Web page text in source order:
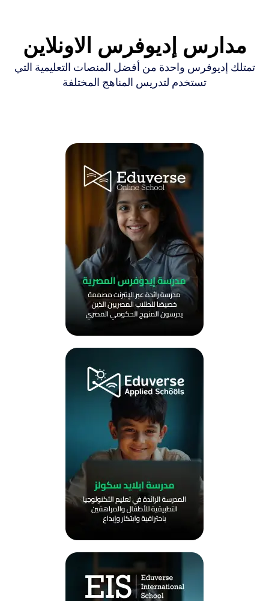
مدارس إديوفرس الاونلاين
تمتلك إديوفرس واحدة من أفضل المنصات التعليمية التي
تستخدم لتدريس المناهج المختلفة